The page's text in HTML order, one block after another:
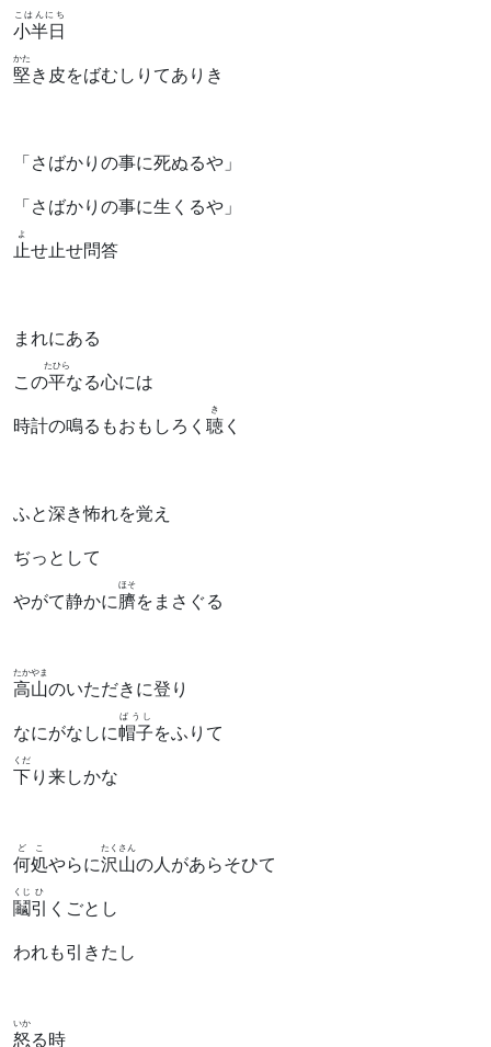
小半日
こはんにち
堅
かた
き皮をばむしりてありき
「さばかりの事に死ぬるや」
「さばかりの事に生くるや」
止
よ
せ止せ問答
まれにある
この平
たひら
なる心には
時計の鳴るもおもしろく 聴
き
く
ふと深き怖れを覚え
ぢっとして
やがて静かに臍
ほそ
をまさぐる
高山
たかやま
のいただきに登り
なにがなしに帽子
ばうし
をふりて
下
くだ
り来しかな
何処
どこ
やらに沢山
たくさん
の人があらそひて
鬮
くじ
引
ひ
くごとし
われも引きたし
怒
いか
る時